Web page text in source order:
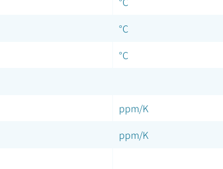
°C
°C
ppm/K
ppm/K